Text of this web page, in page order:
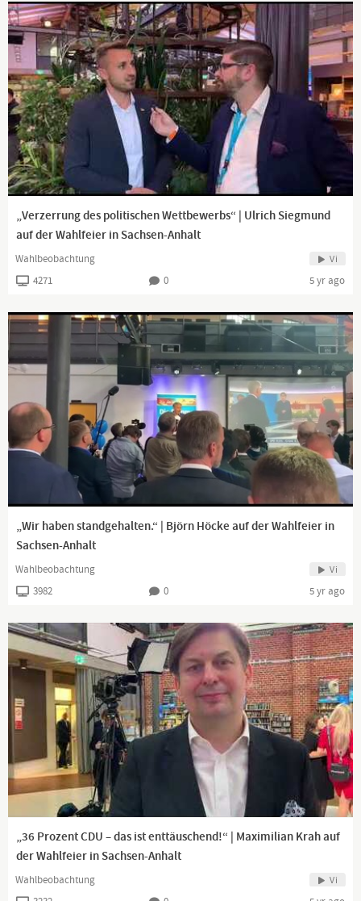
„Verzerrung des politischen Wettbewerbs“ | Ulrich Siegmund
auf der Wahlfeier in Sachsen-Anhalt
Wahlbeobachtung Vi
4271 0 5 yr ago
„Wir haben standgehalten.“ | Björn Höcke auf der Wahlfeier in
Sachsen-Anhalt
Wahlbeobachtung Vi
3982 0 5 yr ago
„36 Prozent CDU – das ist enttäuschend!“ | Maximilian Krah auf
der Wahlfeier in Sachsen-Anhalt
Wahlbeobachtung Vi